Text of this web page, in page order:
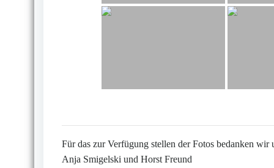
Für das zur Verfügung stellen der Fotos bedanken wir
Anja Smigelski und Horst Freund